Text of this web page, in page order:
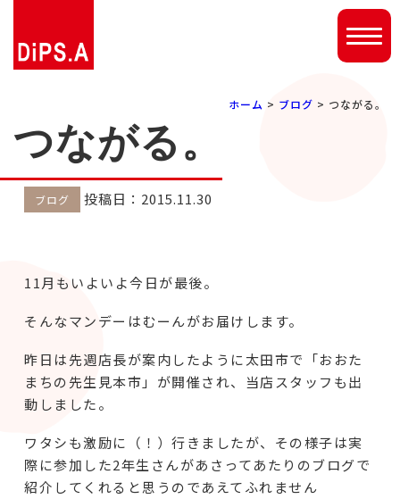
ホーム > ブログ > つながる。
つながる。
ブログ 投稿日：2015.11.30
11月もいよいよ今日が最後。
そんなマンデーはむーんがお届けします。
昨日は先週店長が案内したように太田市で「おおた
まちの先生見本市」が開催され、当店スタッフも出
動しました。
ワタシも激励に（！）行きましたが、その様子は実
際に参加した2年生さんがあさってあたりのブログで
紹介してくれると思うのであえてふれません